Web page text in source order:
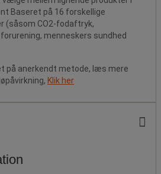
Baseret på 16 forskellige
(såsom CO2-fodaftryk,
menneskers sundhed
på anerkendt metode, læs mere
Klik her